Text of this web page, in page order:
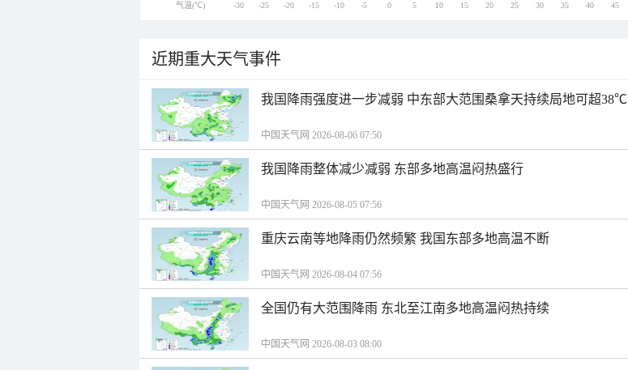
气温(℃) -30 -25 -20 -15 -10 -5 0 5 10 15 20 25 30 35 40 45
近期重大天气事件
我国降雨强度进一步减弱 中东部大范围桑拿天持续局地可超38℃
中国天气网 2026-08-06 07:50
我国降雨整体减少减弱 东部多地高温闷热盛行
中国天气网 2026-08-05 07:56
重庆云南等地降雨仍然频繁 我国东部多地高温不断
中国天气网 2026-08-04 07:56
全国仍有大范围降雨 东北至江南多地高温闷热持续
中国天气网 2026-08-03 08:00